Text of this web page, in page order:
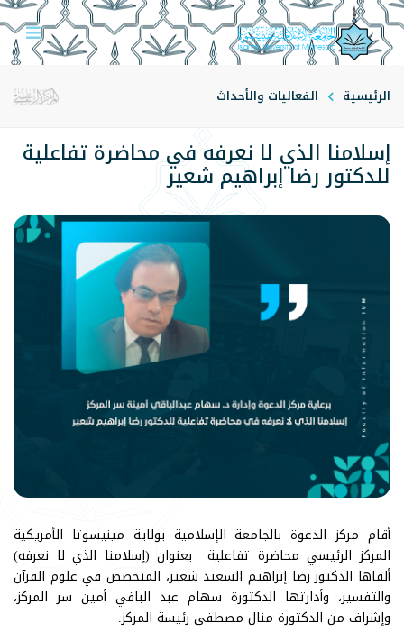
الرئيسية الفعاليات والأحداث
إسلامنا الذي لا نعرفه في محاضرة تفاعلية
للدكتور رضا إبراهيم شعير
أقام مركز الدعوة بالجامعة الإسلامية بولاية مينيسوتا الأمريكية
المركز الرئيسي محاضرة تفاعلية بعنوان (إسلامنا الذي لا نعرفه)
ألقاها الدكتور رضا إبراهيم السعيد شعير، المتخصص في علوم القرآن
والتفسير، وأدارتها الدكتورة سهام عبد الباقي أمين سر المركز،
وإشراف من الدكتورة منال مصطفى رئيسة المركز.